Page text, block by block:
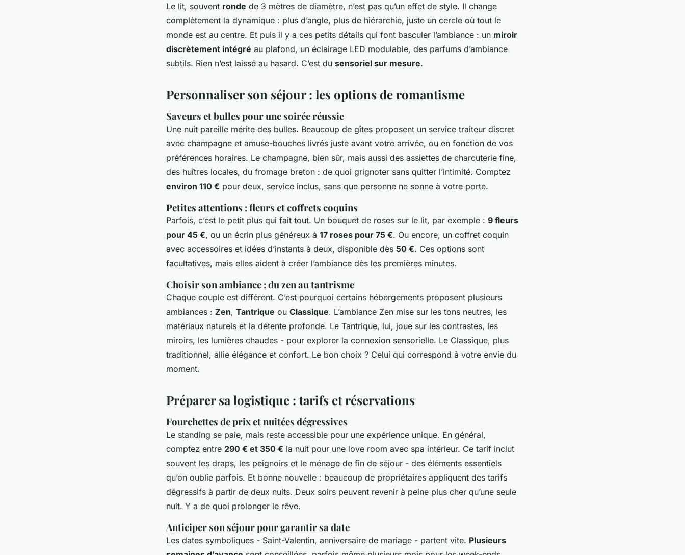
Le lit, souvent ronde de 3 mètres de diamètre, n’est pas qu’un effet de style. Il change
complètement la dynamique : plus d’angle, plus de hiérarchie, juste un cercle où tout le
monde est au centre. Et puis il y a ces petits détails qui font basculer l’ambiance : un miroir
discrètement intégré au plafond, un éclairage LED modulable, des parfums d’ambiance
subtils. Rien n’est laissé au hasard. C’est du sensoriel sur mesure.
Personnaliser son séjour : les options de romantisme
Saveurs et bulles pour une soirée réussie
Une nuit pareille mérite des bulles. Beaucoup de gîtes proposent un service traiteur discret
avec champagne et amuse-bouches livrés juste avant votre arrivée, ou en fonction de vos
préférences horaires. Le champagne, bien sûr, mais aussi des assiettes de charcuterie fine,
des huîtres locales, du fromage breton : de quoi grignoter sans quitter l’intimité. Comptez
environ 110 € pour deux, service inclus, sans que personne ne sonne à votre porte.
Petites attentions : fleurs et coffrets coquins
Parfois, c’est le petit plus qui fait tout. Un bouquet de roses sur le lit, par exemple : 9 fleurs
pour 45 €, ou un écrin plus généreux à 17 roses pour 75 €. Ou encore, un coffret coquin
avec accessoires et idées d’instants à deux, disponible dès 50 €. Ces options sont
facultatives, mais elles aident à créer l’ambiance dès les premières minutes.
Choisir son ambiance : du zen au tantrisme
Chaque couple est différent. C’est pourquoi certains hébergements proposent plusieurs
ambiances : Zen, Tantrique ou Classique. L’ambiance Zen mise sur les tons neutres, les
matériaux naturels et la détente profonde. Le Tantrique, lui, joue sur les contrastes, les
miroirs, les lumières chaudes - pour explorer la connexion sensorielle. Le Classique, plus
traditionnel, allie élégance et confort. Le bon choix ? Celui qui correspond à votre envie du
moment.
Préparer sa logistique : tarifs et réservations
Fourchettes de prix et nuitées dégressives
Le standing se paie, mais reste accessible pour une expérience unique. En général,
comptez entre 290 € et 350 € la nuit pour une love room avec spa intérieur. Ce tarif inclut
souvent les draps, les peignoirs et le ménage de fin de séjour - des éléments essentiels
qu’on oublie parfois. Et bonne nouvelle : beaucoup de propriétaires appliquent des tarifs
dégressifs à partir de deux nuits. Deux soirs peuvent revenir à peine plus cher qu’une seule
nuit. Y a de quoi prolonger le rêve.
Anticiper son séjour pour garantir sa date
Les dates symboliques - Saint-Valentin, anniversaire de mariage - partent vite. Plusieurs